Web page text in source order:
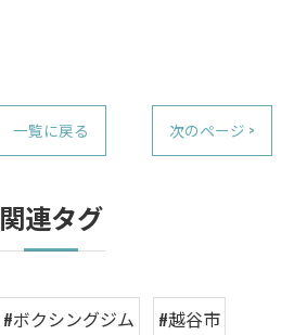
一覧に戻る 次のページ >
関連タグ
#ボクシングジム
#越谷市